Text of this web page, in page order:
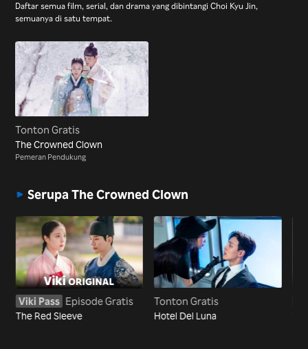
Daftar semua film, serial, dan drama yang dibintangi Choi Kyu Jin,
semuanya di satu tempat.
Tonton Gratis
The Crowned Clown
Pemeran Pendukung
Serupa The Crowned Clown
Viki Pass Episode Gratis
The Red Sleeve
Tonton Gratis
Hotel Del Luna